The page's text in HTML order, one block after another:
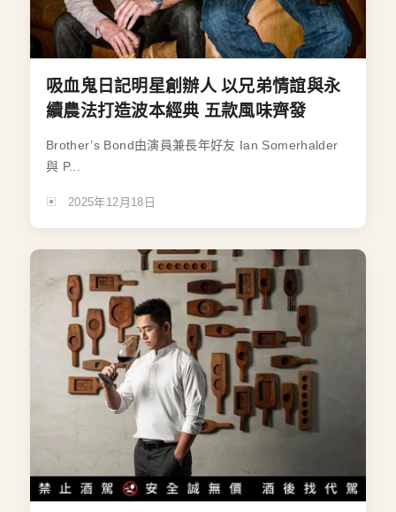
吸血鬼日記明星創辦人 以兄弟情誼與永
續農法打造波本經典 五款風味齊發
Brother’s Bond由演員兼長年好友 Ian Somerhalder
與 P...
2025年12月18日